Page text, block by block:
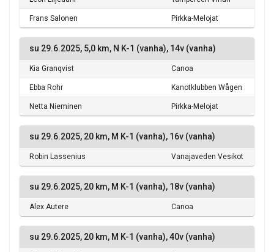
Frans Salonen Pirkka-Melojat
su 29.6.2025, 5,0 km, N K-1 (vanha), 14v (vanha)
Kia Granqvist Canoa
Ebba Rohr Kanotklubben Wågen
Netta Nieminen Pirkka-Melojat
su 29.6.2025, 20 km, M K-1 (vanha), 16v (vanha)
Robin Lassenius Vanajaveden Vesikot
su 29.6.2025, 20 km, M K-1 (vanha), 18v (vanha)
Alex Autere Canoa
su 29.6.2025, 20 km, M K-1 (vanha), 40v (vanha)